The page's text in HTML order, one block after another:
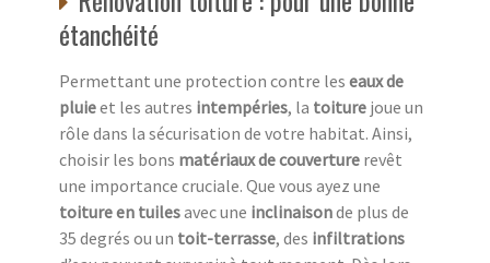
étanchéité
Permettant une protection contre les eaux de
pluieet les autres intempéries, la toiture joue un
rôle dans la sécurisation de votre habitat. Ainsi,
choisir les bons matériaux de couverture revêt
une importance cruciale. Que vous ayez une
toiture en tuilesavec une inclinaisonde plus de
35 degrés ou un toit-terrasse, des infiltrations